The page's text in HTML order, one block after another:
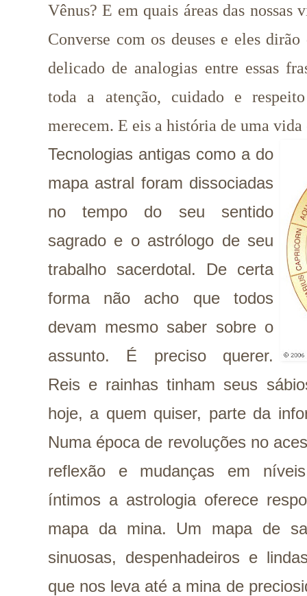
Vênus? E em quais áreas das nossas
Converse com os deuses e eles
delicado de analogias entre essas
toda a atenção, cuidado e
merecem. E eis a história de uma
Tecnologias antigas como a do
mapa astral foram dissociadas
no tempo do seu sentido
sagrado e o astrólogo de seu
trabalho sacerdotal. De certa
forma não acho que todos
devam mesmo saber sobre o
assunto. É preciso querer.
Reis e rainhas tinham seus
hoje, a quem quiser, parte da
Numa época de revoluções no
reflexão e mudanças em
íntimos a astrologia oferece
mapa da mina. Um mapa de
sinuosas, despenhadeiros e
que nos leva até a mina de